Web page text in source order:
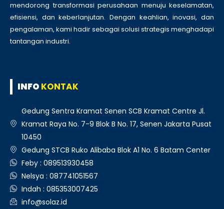
mendorong transformasi perusahaan menuju keselamatan,
efisiensi, dan keberlanjutan. Dengan keahlian, inovasi, dan
pengalaman, kami hadir sebagai solusi strategis menghadapi
tantangan industri.
INFO KONTAK
Gedung Sentra Kramat Senen SCB Kramat Centre Jl.
Kramat Raya No. 7-9 Blok B No. 17, Senen Jakarta Pusat
10450
Gedung STCB Ruko Alibaba Blok A1 No. 6 Batam Center
Feby : 089513930458
Nelsya : 087741051567
Indah : 085353007425
info@solaz.id